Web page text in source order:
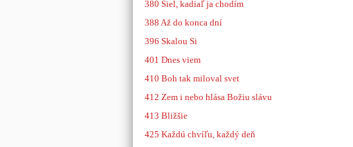
380 Šiel, kadiaľ ja chodím
388 Až do konca dní
396 Skalou Si
401 Dnes viem
410 Boh tak miloval svet
412 Zem i nebo hlása Božiu slávu
413 Bližšie
425 Každú chvíľu, každý deň